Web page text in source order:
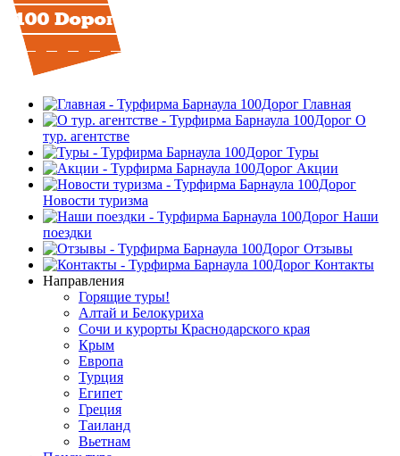
Главная
О
тур. агентстве
Туры
Акции
Новости туризма
Наши
поездки
Отзывы
Контакты
Направления
Горящие туры!
Алтай и Белокуриха
Сочи и курорты Краснодарского края
Крым
Европа
Турция
Египет
Греция
Таиланд
Вьетнам